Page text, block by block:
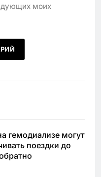
моих
гемодиализе могут
поездки до